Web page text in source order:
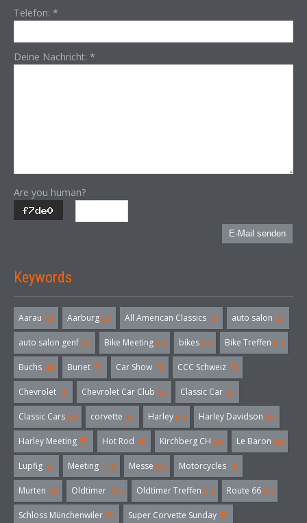
Telefon: *
Deine Nachricht: *
Are you human?
E-Mail senden
Keywords
Aarau (3) Aarburg (3) All American Classics (3) auto salon (3)
auto salon genf (3) Bike Meeting (4) bikes (5) Bike Treffen (5)
Buchs (4) Buriet (3) Car Show (3) CCC Schweiz (3)
Chevrolet (3) Chevrolet Car Club (3) Classic Car (3)
Classic Cars (3) corvette (6) Harley (7) Harley Davidson (3)
Harley Meeting (5) Hot Rod (4) Kirchberg CH (4) Le Baron (4)
Lupfig (3) Meeting (18) Messe (5) Motorcycles (4)
Murten (3) Oldtimer (32) Oldtimer Treffen (5) Route 66 (3)
Schloss Münchenwiler (3) Super Corvette Sunday (5)